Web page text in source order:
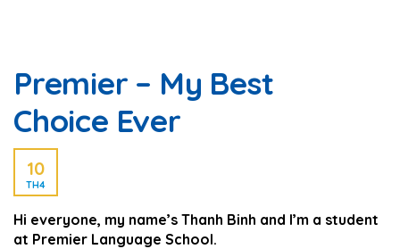
Premier – My Best
Choice Ever
10
TH4
Hi everyone, my name’s Thanh Binh and I’m a student
at Premier Language School.